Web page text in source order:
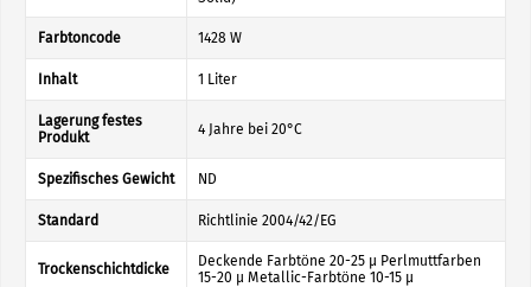
Farbtoncode 1428 W
Inhalt 1 Liter
Lagerung festes
Produkt
4 Jahre bei 20°C
Spezifisches Gewicht ND
Standard Richtlinie 2004/42/EG
Trockenschichtdicke
Deckende Farbtöne 20-25 µ Perlmuttfarben
15-20 µ Metallic-Farbtöne 10-15 µ